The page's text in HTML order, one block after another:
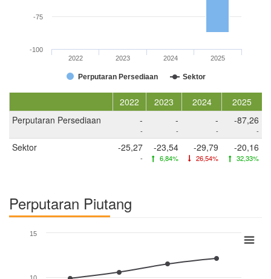
Perputaran Persediaan Sektor
2022 2023 2024 2025
-100
-75
2022 2023 2024
2025
Perputaran Persediaan
-
-
-
-
-
-
-87,26
-
Sektor -25,27
-
-23,54
6,84%
-29,79
26,54%
-20,16
32,33%
Perputaran Piutang
10
15